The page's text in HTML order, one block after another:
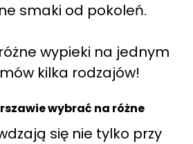
smaki od pokoleń.
różne wypieki na jednym
kilka rodzajów!
wybrać na różne
się nie tylko przy